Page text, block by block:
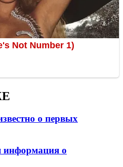
о первых
информация о